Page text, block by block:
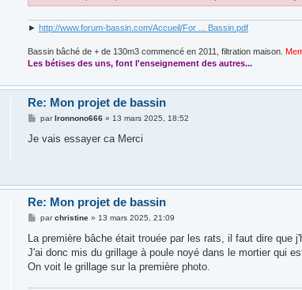
►http://www.forum-bassin.com/Accueil/For ... Bassin.pdf
Bassin bâché de + de 130m3 commencé en 2011, filtration maison.
Les bétises des uns, font l'enseignement des autres...
Re: Mon projet de bassin
M
s
parIronnono666 » 13 mars 2025, 18:52
Je vais essayer ca Merci
Re: Mon projet de bassin
M
s
a
g
parchristine » 13 mars 2025, 21:09
La première bâche était trouée par les rats, il faut dire que
J'ai donc mis du grillage à poule noyé dans le mortier qui
On voit le grillage sur la première photo.